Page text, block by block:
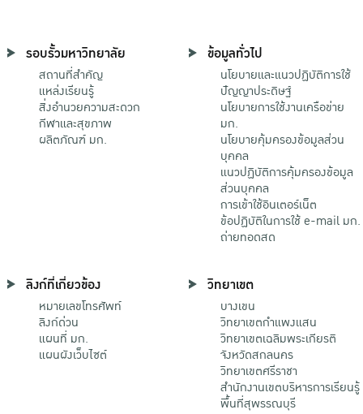
รอบรั้วมหาวิทยาลัย
สถานที่สำคัญ
แหล่งเรียนรู้
สิ่งอำนวยความสะดวก
กีฬาและสุขภาพ
ผลิตภัณฑ์ มก.
ข้อมูลทั่วไป
นโยบายและแนวปฏิบัติการใช้
ปัญญาประดิษฐ์
นโยบายการใช้งานเครือข่าย
มก.
นโยบายคุ้มครองข้อมูลส่วน
บุคคล
แนวปฏิบัติการคุ้มครองข้อมูล
ส่วนบุคคล
การเข้าใช้อินเตอร์เน็ต
ข้อปฏิบัติในการใช้ e-mail มก.
ถ่ายทอดสด
ลิงก์ที่เกี่ยวข้อง
หมายเลขโทรศัพท์
ลิงก์ด่วน
แผนที่ มก.
แผนผังเว็บไซต์
วิทยาเขต
บางเขน
วิทยาเขตกําแพงแสน
วิทยาเขตเฉลิมพระเกียรติ
จังหวัดสกลนคร
วิทยาเขตศรีราชา
สำนักงานเขตบริหารการเรียนรู้
พื้นที่สุพรรณบุรี